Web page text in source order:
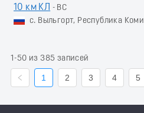
10 км КЛ
- ВС
с. Выльгорт, Республика Коми
1-50 из 385 записей
1 2 3 4 5